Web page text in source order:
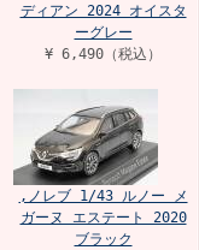
ディアン 2024 オイスタ
ーグレー
¥ 6,490（税込）
,ノレブ 1/43 ルノー メ
ガーヌ エステート 2020
ブラック